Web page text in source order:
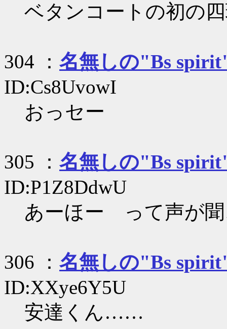
ベタンコートの初の
304 ： 名無しの"Bs
ID:Cs8UvowI
おっセー
305 ： 名無しの"Bs
ID:P1Z8DdwU
あーほー って声が
306 ： 名無しの"Bs
ID:XXye6Y5U
安達くん……